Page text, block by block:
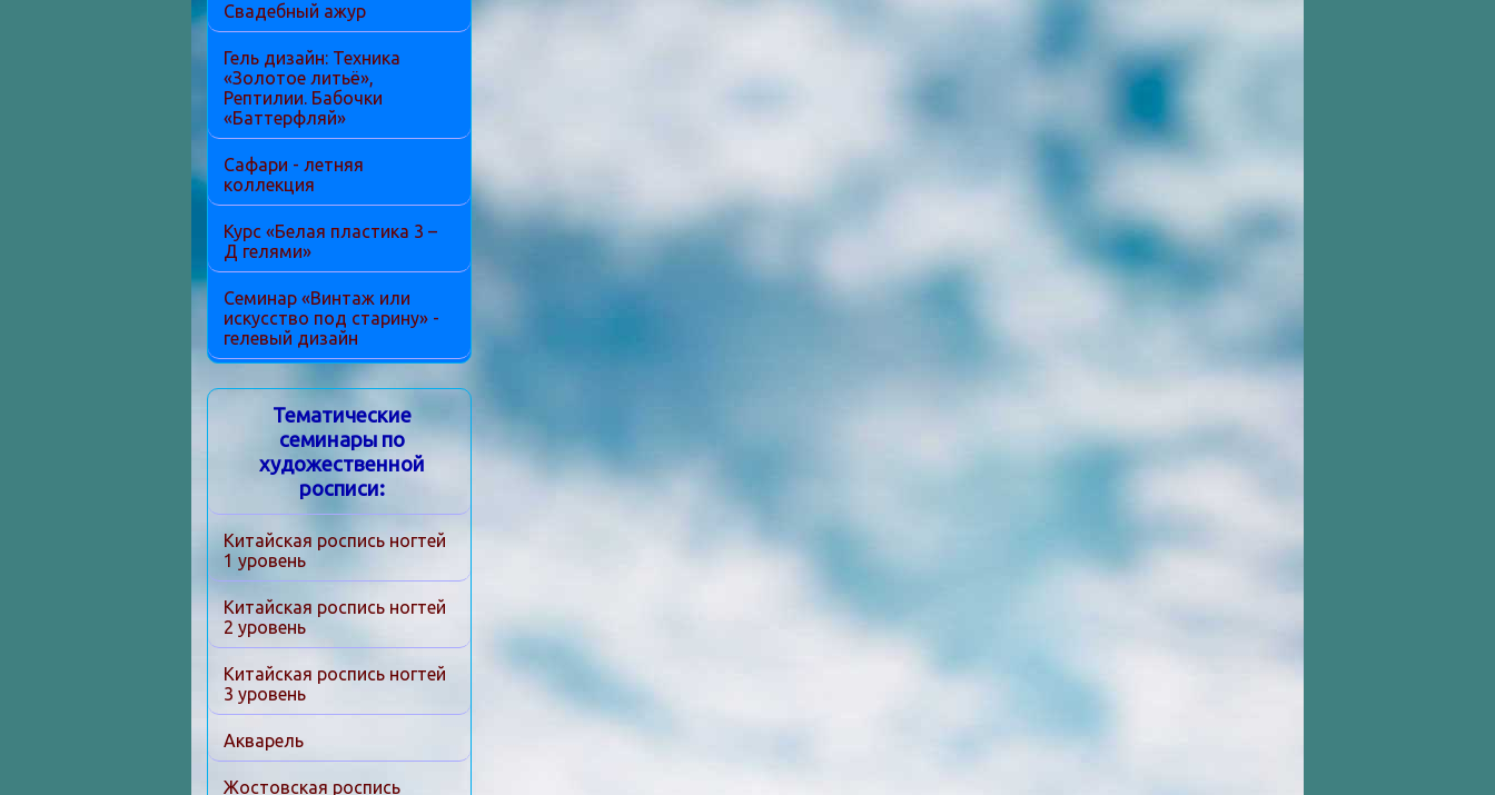
Свадебный ажур
Гель дизайн: Техника
«Золотое литьё»,
Рептилии. Бабочки
«Баттерфляй»
Сафари - летняя
коллекция
Курс «Белая пластика 3 –
Д гелями»
Семинар «Винтаж или
искусство под старину» -
гелевый дизайн
Тематические
семинары по
художественной
росписи:
Китайская роспись ногтей
1 уровень
Китайская роспись ногтей
2 уровень
Китайская роспись ногтей
3 уровень
Акварель
Жостовская роспись